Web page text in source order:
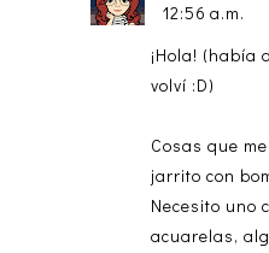
12:56 a.m.
¡Hola! (había
volví :D)
Cosas que
jarrito con
Necesito uno
acuarelas,